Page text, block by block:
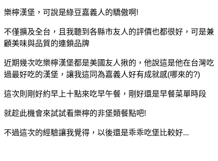
樂檸漢堡，可說是綠豆嘉義人的驕傲啊!
不僅擴及全台，且我聽到各縣市友人的評價也都很好，可是兼
顧美味與品質的連鎖品牌
近期幾次吃樂檸漢堡都是美國友人揪的，他說這是他在台灣吃
過最好吃的漢堡，讓我這同為嘉義人好有成就感(哪來的?)
這次則剛好約早上十點來吃早午餐，剛好還是早餐菜單時段
就趁此機會來試試看樂檸的非堡類餐點吧!
不過這次的經驗讓我覺得，以後還是乖乖吃堡比較好...